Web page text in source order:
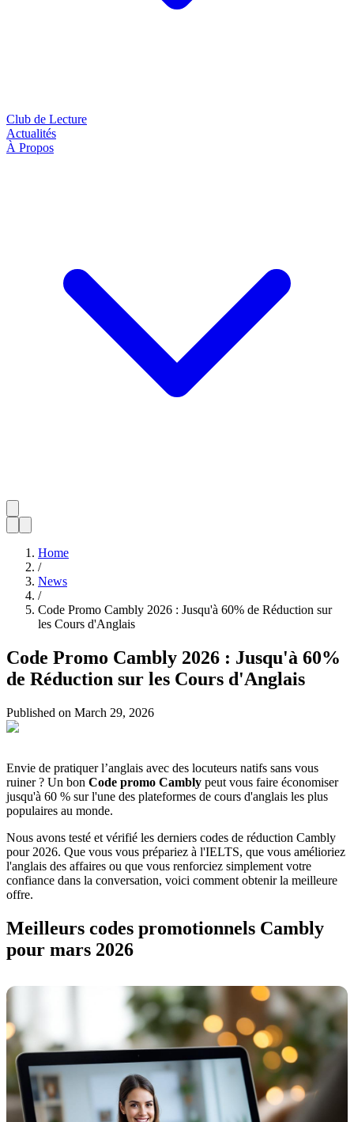
Club de Lecture
Actualités
À Propos
Home
/
News
/
Code Promo Cambly 2026 : Jusqu'à 60% de Réduction sur
les Cours d'Anglais
Code Promo Cambly 2026 : Jusqu'à 60%
de Réduction sur les Cours d'Anglais
Published on March 29, 2026
Envie de pratiquer l’anglais avec des locuteurs natifs sans vous
ruiner ? Un bon Code promo Cambly peut vous faire économiser
jusqu'à 60 % sur l'une des plateformes de cours d'anglais les plus
populaires au monde.
Nous avons testé et vérifié les derniers codes de réduction Cambly
pour 2026. Que vous vous prépariez à l'IELTS, que vous amélioriez
l'anglais des affaires ou que vous renforciez simplement votre
confiance dans la conversation, voici comment obtenir la meilleure
offre.
Meilleurs codes promotionnels Cambly
pour mars 2026